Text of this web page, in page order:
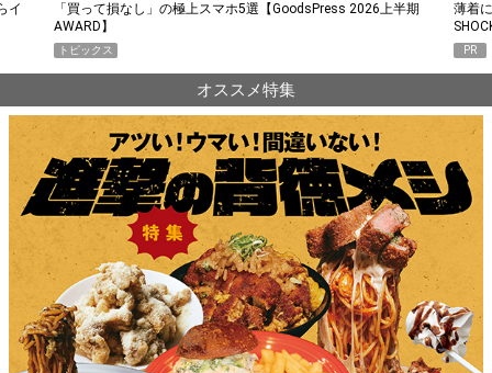
イ
「買って損なし」の極上スマホ5選【GoodsPress 2026上半期
AWARD】
トピックス
薄着
PR
オススメ特集